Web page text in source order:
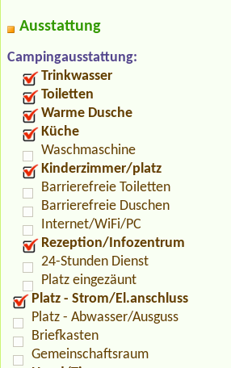
Ausstattung
Campingausstattung:
Trinkwasser
Toiletten
Warme Dusche
Küche
Waschmaschine
Kinderzimmer/platz
Barrierefreie Toiletten
Barrierefreie Duschen
Internet/WiFi/PC
Rezeption/Infozentrum
24-Stunden Dienst
Platz eingezäunt
Platz - Strom/El.anschluss
Platz - Abwasser/Ausguss
Briefkasten
Gemeinschaftsraum